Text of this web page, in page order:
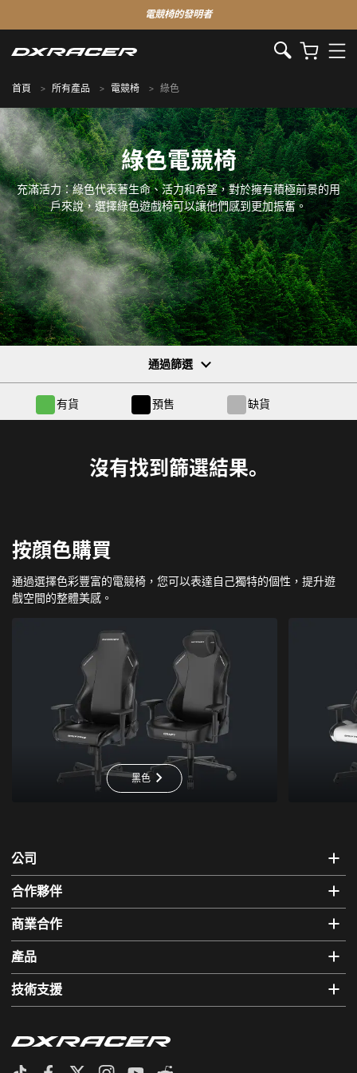
電競椅的發明者
首頁 所有產品 電競椅 綠色
綠色電競椅
充滿活力：綠色代表著生命、活力和希望，對於擁有積極前景的用
戶來說，選擇綠色遊戲椅可以讓他們感到更加振奮。
通過篩選
有貨 預售 缺貨
沒有找到篩選結果。
按顔色購買
通過選擇色彩豐富的電競椅，您可以表達自己獨特的個性，提升遊
戲空間的整體美感。
黑色
公司
合作夥伴
商業合作
產品
技術支援